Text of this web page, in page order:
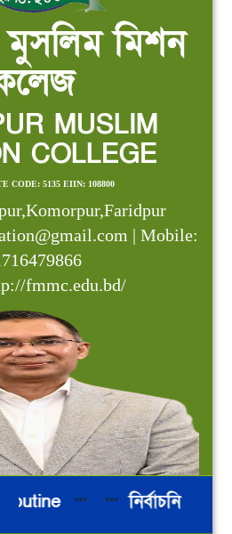
মিশন
MUSLIM
COLLEGE
CODE: 5135 EIIN: 108800
| Mobile:
fmmc.edu.bd/
******নির্বাচনি